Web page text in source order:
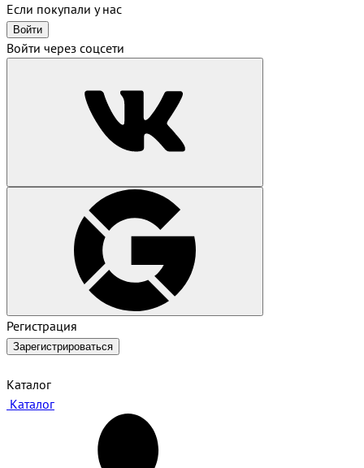
Если покупали у нас
Войти
Войти через соцсети
Регистрация
Зарегистрироваться
Каталог
Каталог